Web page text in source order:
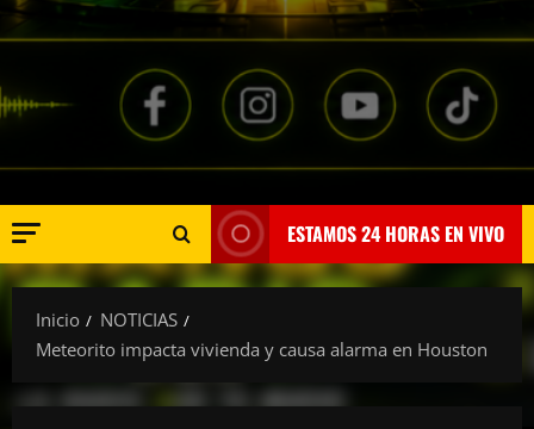
ESTAMOS 24 HORAS EN VIVO
Inicio
NOTICIAS
Meteorito impacta vivienda y causa alarma en Houston